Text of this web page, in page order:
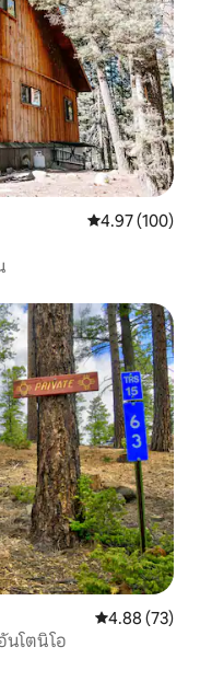
คะแนนเฉลี่ย
4.97 (100)
คะแนนเฉลี่ย
4.88 (73)
นโตนิโอ